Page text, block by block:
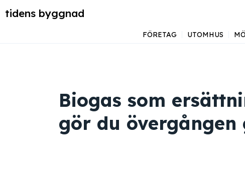
tidens byggnad
FÖRETAG UTOMHUS
Biogas som
gör du övergången